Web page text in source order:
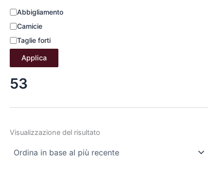
Abbigliamento
Camicie
Taglie forti
Applica
53
Visualizzazione del risultato